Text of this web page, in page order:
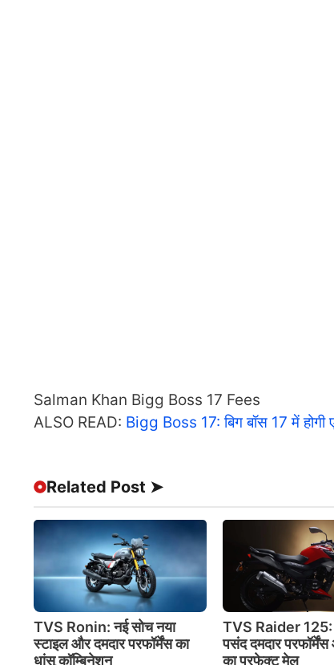
Salman Khan Bigg Boss 17 Fees
ALSO READ: Bigg Boss 17: बिग बॉस 17 में
Related Post ➤
TVS Ronin: नई सोच नया
स्टाइल और दमदार परफॉर्मेंस का
धांसू कॉम्बिनेशन
TVS Raider 125:
पसंद दमदार
का परफेक्ट मेल